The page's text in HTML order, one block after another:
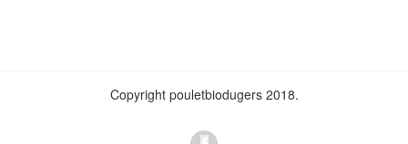
Copyright pouletbiodugers 2018.